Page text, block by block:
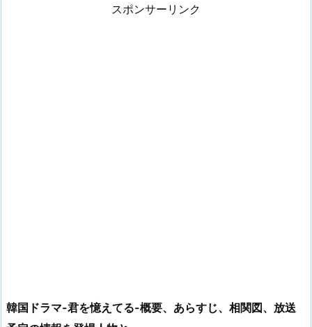
スポンサーリンク
韓国ドラマ-君を憶えてる-概要、あらすじ、相関図、放送